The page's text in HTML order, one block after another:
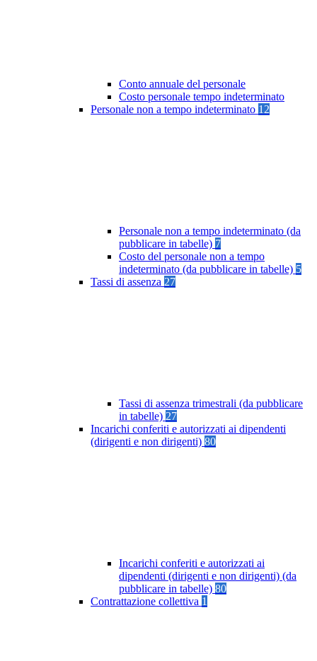
Conto annuale del personale
Costo personale tempo indeterminato
Personale non a tempo indeterminato 12
Personale non a tempo indeterminato (da
pubblicare in tabelle) 7
Costo del personale non a tempo
indeterminato (da pubblicare in tabelle) 5
Tassi di assenza 27
Tassi di assenza trimestrali (da pubblicare
in tabelle) 27
Incarichi conferiti e autorizzati ai dipendenti
(dirigenti e non dirigenti) 80
Incarichi conferiti e autorizzati ai
dipendenti (dirigenti e non dirigenti) (da
pubblicare in tabelle) 80
Contrattazione collettiva 1